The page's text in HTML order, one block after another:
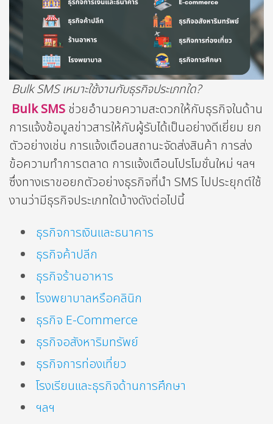
Bulk SMS เหมาะใช้งานกับธุรกิจประเภทใด?
Bulk SMS ช่วยอำนวยความสะดวกให้กับธุรกิจในด้าน
การแจ้งข้อมูลข่าวสารให้กับผู้รับได้เป็นอย่างดีเยี่ยม ยก
ตัวอย่างเช่น การแจ้งเตือนสถานะจัดส่งสินค้า การส่ง
ข้อความทำการตลาด การแจ้งเตือนโปรโมชั่นใหม่ ฯลฯ
ซึ่งทางเราขอยกตัวอย่างธุรกิจที่นำ SMS ไปประยุกต์ใช้
งานว่ามีธุรกิจประเภทใดบ้างดังต่อไปนี้
ธุรกิจการเงินและธนาคาร
ธุรกิจค้าปลีก
ธุรกิจร้านอาหาร
โรงพยาบาลหรือคลินิก
ธุรกิจ E-Commerce
ธุรกิจอสังหาริมทรัพย์
ธุรกิจการท่องเที่ยว
โรงเรียนและธุรกิจด้านการศึกษา
ฯลฯ